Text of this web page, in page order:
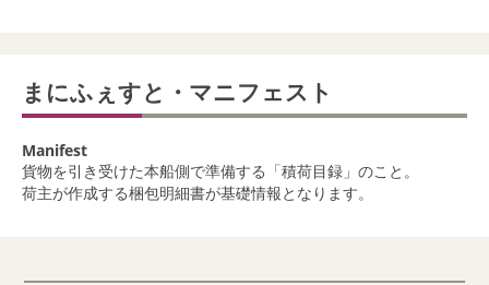
まにふぇすと・マニフェスト
Manifest
貨物を引き受けた本船側で準備する「積荷目録」のこと。
荷主が作成する梱包明細書が基礎情報となります。